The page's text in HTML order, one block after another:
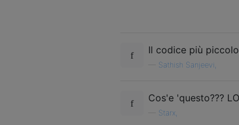
Il codice più
Sathish Sanjeevi,
Cos'e 'questo???
Starx,